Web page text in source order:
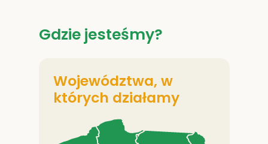
Gdzie jesteśmy?
Województwa, w
których działamy